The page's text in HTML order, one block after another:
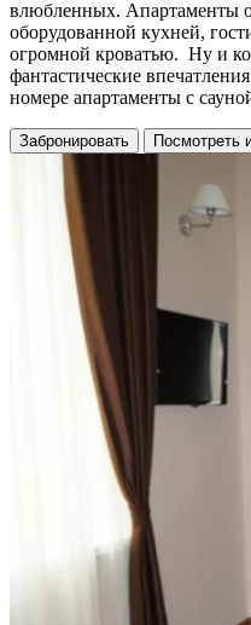
влюбленных. Апартаменты
оборудованной кухней,
огромной кроватью. Ну и
фантастические
номере апартаменты с
Забронировать Посмотреть